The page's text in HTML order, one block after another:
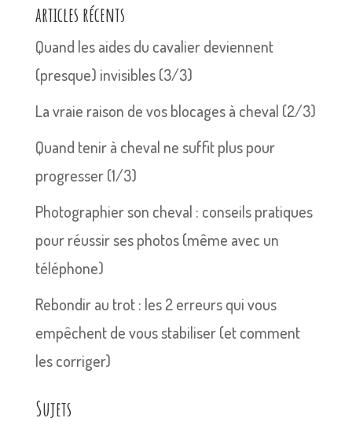
articles récents
Quand les aides du cavalier deviennent
(presque) invisibles (3/3)
La vraie raison de vos blocages à cheval (2/3)
Quand tenir à cheval ne suffit plus pour
progresser (1/3)
Photographier son cheval : conseils pratiques
pour réussir ses photos (même avec un
téléphone)
Rebondir au trot : les 2 erreurs qui vous
empêchent de vous stabiliser (et comment
les corriger)
Sujets